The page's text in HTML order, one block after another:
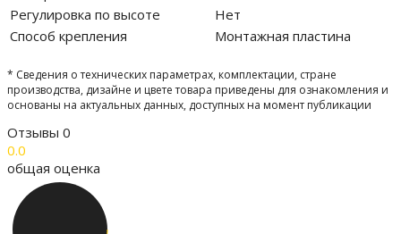
Регулировка по высоте
Нет
Способ крепления
Монтажная пластина
* Сведения о технических параметрах, комплектации, стране
производства, дизайне и цвете товара приведены для ознакомления и
основаны на актуальных данных, доступных на момент публикации
Отзывы 0
0.0
общая оценка